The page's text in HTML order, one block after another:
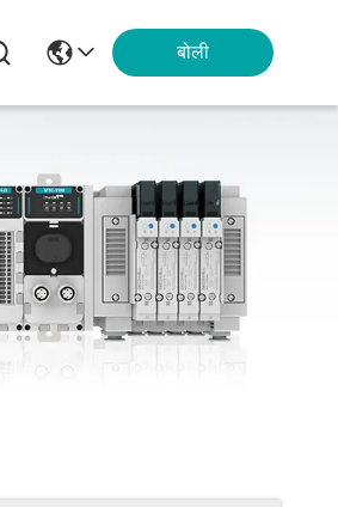
बोली